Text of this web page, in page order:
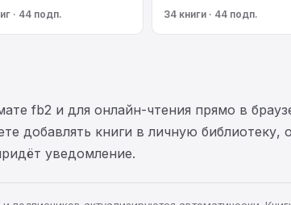
· 44 подп. 34 книги · 44 подп.
fb2 и для онлайн-чтения прямо в
добавлять книги в личную библиотеку,
уведомление.